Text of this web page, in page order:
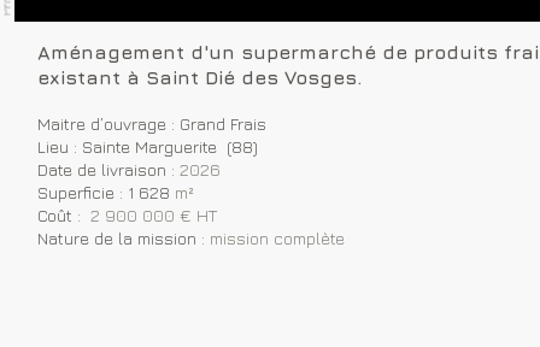
Aménagement d'un supermarché de produits
existant à Saint Dié des Vosges.
Maitre d’ouvrage : Grand Frais
Lieu : Sainte Marguerite (88)
Date de livraison : 2026
Superficie : 1 628 m²
Coût : 2 900 000 € HT
Nature de la mission : mission complète